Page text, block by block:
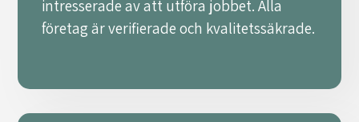
intresserade av att utföra jobbet. Alla
företag är verifierade och kvalitetssäkrade.